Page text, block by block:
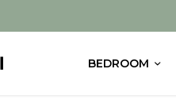
BEDROOM